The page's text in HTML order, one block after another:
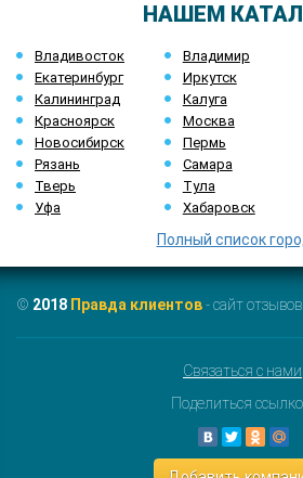
НАШЕМ
Владивосток Владимир
Екатеринбург
Иркутск
Калининград
Калуга
Красноярск
Москва
Новосибирск
Пермь
Рязань
Самара
Тверь
Тула
Уфа
Хабаровск
Полный список
© 2018 Правда клиентов- сайт
Связаться с нами
Поделиться